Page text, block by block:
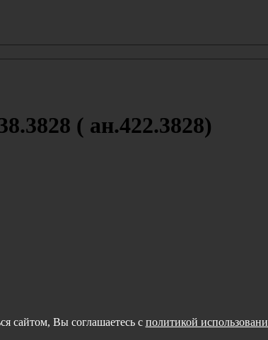
( ан.422.3828)
сайтом, Вы соглашаетесь с политикой